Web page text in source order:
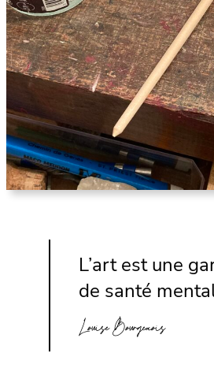
L’art est une
de santé
Louise Bourgeaois